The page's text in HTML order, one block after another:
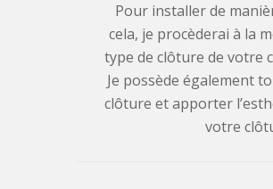
Pour installer de
cela, je procèderai à la
type de clôture de votre
Je possède également
clôture et apporter
votre